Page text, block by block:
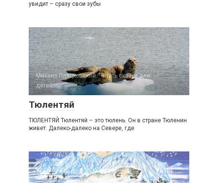
увидит – сразу свои зубы
Михаил Пляцковский. Читать сказки для
детей.
Тюлентяй
ТЮЛЕНТЯЙ Тюлентяй – это тюлень. Он в стране Тюленин
живет. Далеко-далеко на Севере, где